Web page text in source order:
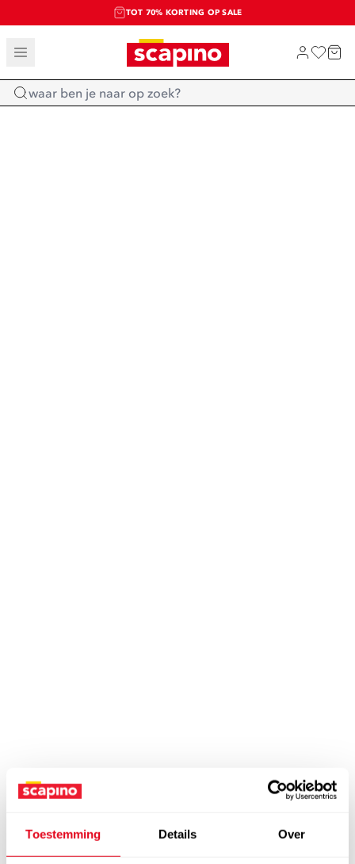
Toestemming Details Over
TOT 70% KORTING OP SALE
SALE: LAATSTE KANS!
SHOP NIEUW
Home